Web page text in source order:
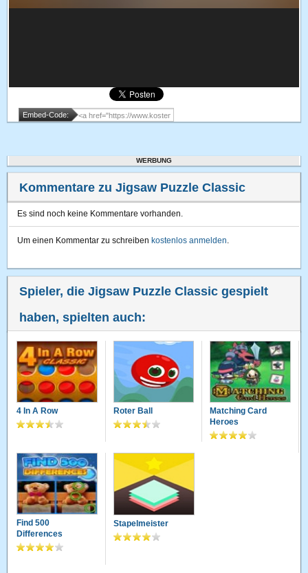
Embed-Code:
WERBUNG
Kommentare zu Jigsaw Puzzle Classic
Es sind noch keine Kommentare vorhanden.
Um einen Kommentar zu schreiben kostenlos anmelden.
Spieler, die Jigsaw Puzzle Classic gespielt
haben, spielten auch:
4 In A Row Roter Ball
Matching Card
Heroes
Find 500
Differences
Stapelmeister